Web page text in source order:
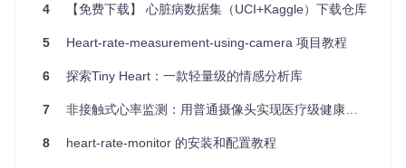
现在就加入数以万计正在使用Heart Control的用户行列，
通用户寻求健康管理工具，这款开源项目都值得您的关注和信
4 【免费下载】 心脏病数据集（UCI+Kaggle）下载仓库
5 Heart-rate-measurement-using-camera 项目教程
6 探索Tiny Heart：一款轻量级的情感分析库
7 非接触式心率监测：用普通摄像头实现医疗级健康监测的技术革命
8 heart-rate-monitor 的安装和配置教程